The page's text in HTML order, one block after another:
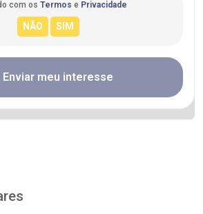
com os Termos e Privacidade
Enviar meu interesse